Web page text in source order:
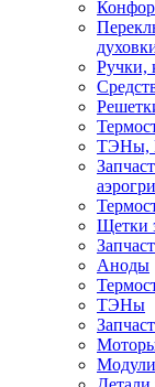
Ручки,
ТЭНы,
Щетки
Аноды
ТЭНы